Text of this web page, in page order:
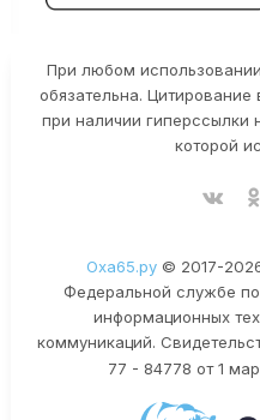
При любом
обязательна.
при наличии гиперссылки
которой
Оха65.ру© 2017-
Федеральной службе
информационных
коммуникаций.
77 - 84778 от 1